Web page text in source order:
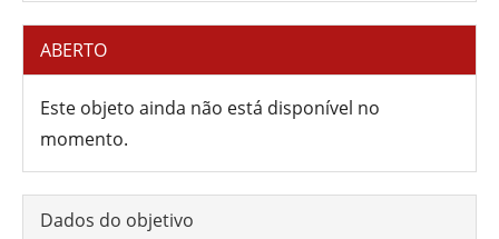
ABERTO
Este objeto ainda não está disponível no
momento.
Dados do objetivo